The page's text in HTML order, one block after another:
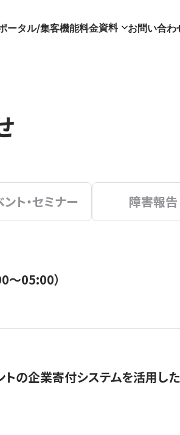
ータル/集客機能料金資料 お問い合わ
ト・セミナー 障害報告
〜05:00）
トの企業寄付システムを活用